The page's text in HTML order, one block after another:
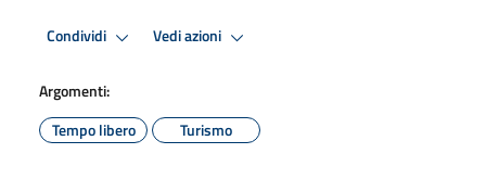
Condividi Vedi azioni
Argomenti:
Tempo libero
Turismo